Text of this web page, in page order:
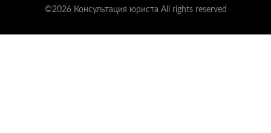
©2026 Консультация юриста All rights reserved